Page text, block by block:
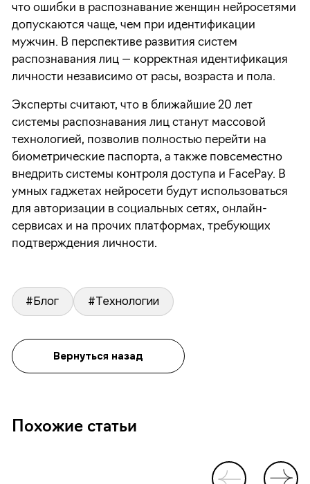
что ошибки в распознавание женщин нейросетями
допускаются чаще, чем при идентификации
мужчин. В перспективе развития систем
распознавания лиц — корректная идентификация
личности независимо от расы, возраста и пола.
Эксперты считают, что в ближайшие 20 лет
системы распознавания лиц станут массовой
технологией, позволив полностью перейти на
биометрические паспорта, а также повсеместно
внедрить системы контроля доступа и FacePay. В
умных гаджетах нейросети будут использоваться
для авторизации в социальных сетях, онлайн-
сервисах и на прочих платформах, требующих
подтверждения личности.
#Блог #Технологии
Вернуться назад
Похожие статьи